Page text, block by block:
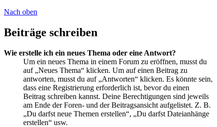
Nach oben
Beiträge schreiben
Wie erstelle ich ein neues Thema oder eine Antwort?
Um ein neues Thema in einem Forum zu eröffnen, musst du
auf „Neues Thema“ klicken. Um auf einen Beitrag zu
antworten, musst du auf „Antworten“ klicken. Es könnte sein,
dass eine Registrierung erforderlich ist, bevor du einen
Beitrag schreiben kannst. Deine Berechtigungen sind jeweils
am Ende der Foren- und der Beitragsansicht aufgelistet. Z. B.
„Du darfst neue Themen erstellen“, „Du darfst Dateianhänge
erstellen“ usw.